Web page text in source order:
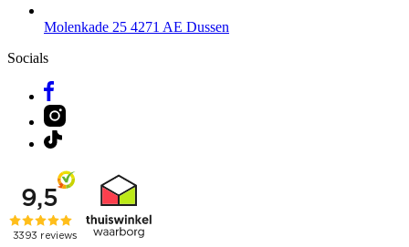
Molenkade 25 4271 AE Dussen
Socials